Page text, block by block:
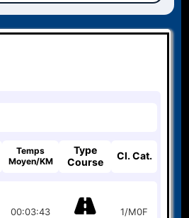
Temps
Moyen/KM
Type
Course
Cl. Cat.
00:03:43
1/M0F